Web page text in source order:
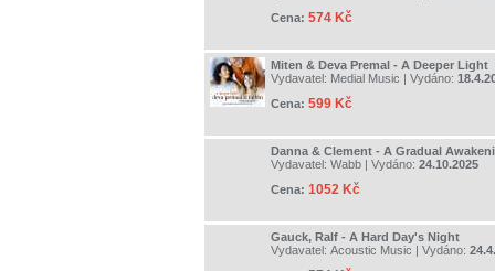
Cena: 574 Kč
Miten & Deva Premal - A Deeper Light
Vydavatel: Medial Music | Vydáno:
Cena: 599 Kč
Danna & Clement - A Gradual
Vydavatel: Wabb | Vydáno: 24.10.2025
Cena: 1052 Kč
Gauck, Ralf - A Hard Day's Night
Vydavatel: Acoustic Music | Vydáno: